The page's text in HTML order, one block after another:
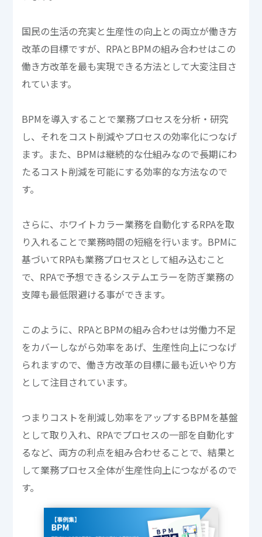
国民の生活の充実と生産性の向上との両立が働き方
改革の目標ですが、RPAとBPMの組み合わせはこの
働き方改革を最も実現できる方法として大変注目さ
れています。
BPMを導入することで業務プロセスを分析・研究
し、それをコスト削減やプロセスの効率化につなげ
ます。また、BPMは継続的な仕組みなので長期にわ
たるコスト削減を可能にする効率的な方法なので
す。
さらに、ホワイトカラー業務を自動化するRPAを取
り入れることで業務時間の短縮を行います。BPMに
基づいてRPAも業務プロセスとして組み込むこと
で、RPAで予想できるシステムエラーを防ぎ業務の
支障も最低限避ける事ができます。
このように、RPAとBPMの組み合わせは労働力不足
をカバーしながら効率をあげ、生産性向上につなげ
られますので、働き方改革の目標に最も近いやり方
として注目されています。
つまりコストを削減し効率をアップするBPMを基盤
として取り入れ、RPAでプロセスの一部を自動化す
るなど、両方の利点を組み合わせることで、結果と
して業務プロセス全体が生産性向上につながるので
す。